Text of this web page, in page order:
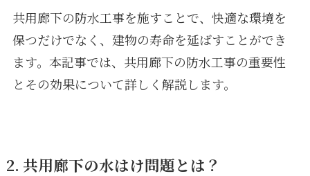
共用廊下の防水工事を施すことで、快適な環境を
保つだけでなく、建物の寿命を延ばすことができ
ます。本記事では、共用廊下の防水工事の重要性
とその効果について詳しく解説します。
2. 共用廊下の水はけ問題とは？